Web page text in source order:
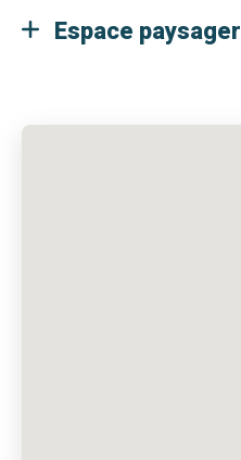
Espace paysager